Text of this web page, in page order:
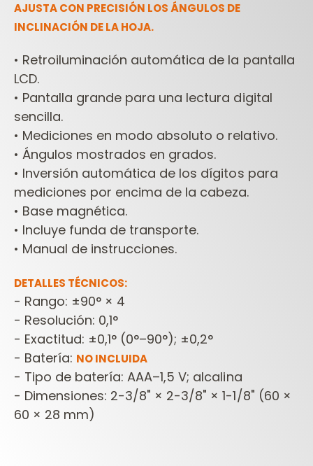
AJUSTA CON PRECISIÓN LOS ÁNGULOS DE
INCLINACIÓN DE LA HOJA.
• Retroiluminación automática de la pantalla
LCD.
• Pantalla grande para una lectura digital
sencilla.
• Mediciones en modo absoluto o relativo.
•Ángulos mostrados en grados.
• Inversión automática de los dígitos para
mediciones por encima de la cabeza.
• Base magnética.
• Incluye funda de transporte.
• Manual de instrucciones.
DETALLES TÉCNICOS:
- Rango: ±90° × 4
- Resolución: 0,1°
- Exactitud: ±0,1° (0°–90°); ±0,2°
- Batería: NO INCLUIDA
- Tipo de batería: AAA–1,5 V; alcalina
- Dimensiones: 2-3/8" × 2-3/8" × 1-1/8" (60 ×
60 × 28 mm)